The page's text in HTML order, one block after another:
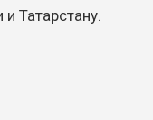
Татарстану.